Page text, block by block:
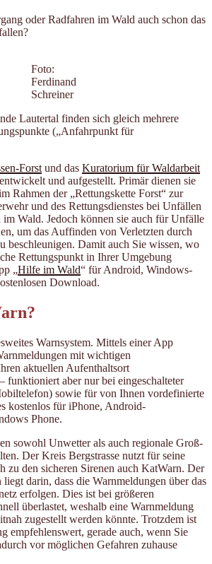
oder Radfahren im Wald auch schon das
Foto:
Ferdinand
Schreiner
Lautertal finden sich gleich mehrere
(„Anfahrpunkt für
Forst und das Kuratorium für Waldarbeit
entwickelt und aufgestellt. Primär dienen sie
Rahmen der „Rettungskette Forst“ zur
und des Rettungsdienstes bei Unfällen
im Wald. Jedoch können sie auch für Unfälle
um das Auffinden von Verletzten durch
beschleunigen. Damit auch Sie wissen, wo
Rettungspunkt in Ihrer Umgebung
„Hilfe im Wald“ für Android, Windows-
Download.
Warnsystem. Mittels einer App
mit wichtigen
aktuellen Aufenthaltsort
funktioniert aber nur bei eingeschalteter
sowie für von Ihnen vordefinierte
kostenlos für iPhone, Android-
Phone.
sowohl Unwetter als auch regionale Groß-
Der Kreis Bergstrasse nutzt für seine
zu den sicheren Sirenen auch KatWarn. Der
darin, dass die Warnmeldungen über das
erfolgen. Dies ist bei größeren
überlastet, weshalb eine Warnmeldung
zugestellt werden könnte. Trotzdem ist
empfehlenswert, gerade auch, wenn Sie
vor möglichen Gefahren zuhause